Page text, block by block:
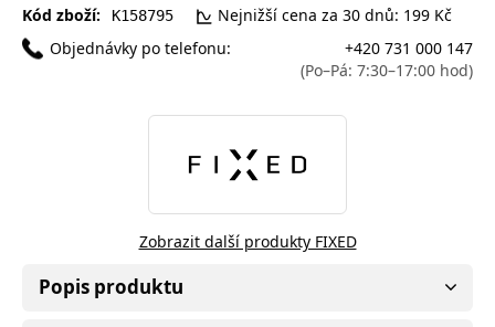
Kód zboží: K158795
Nejnižší cena za 30 dnů: 199 Kč
Objednávky po telefonu:
+420 731 000 147
(Po–Pá: 7:30–17:00 hod)
Zobrazit další produkty FIXED
Popis produktu